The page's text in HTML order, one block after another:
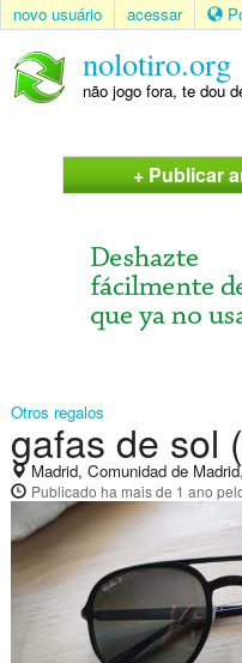
novo usuário acessar
nolotiro.org
não jogo fora, te dou
+ Publicar
Otros regalos
gafas de sol
Madrid, Comunidad de
Publicado ha mais de 1 ano